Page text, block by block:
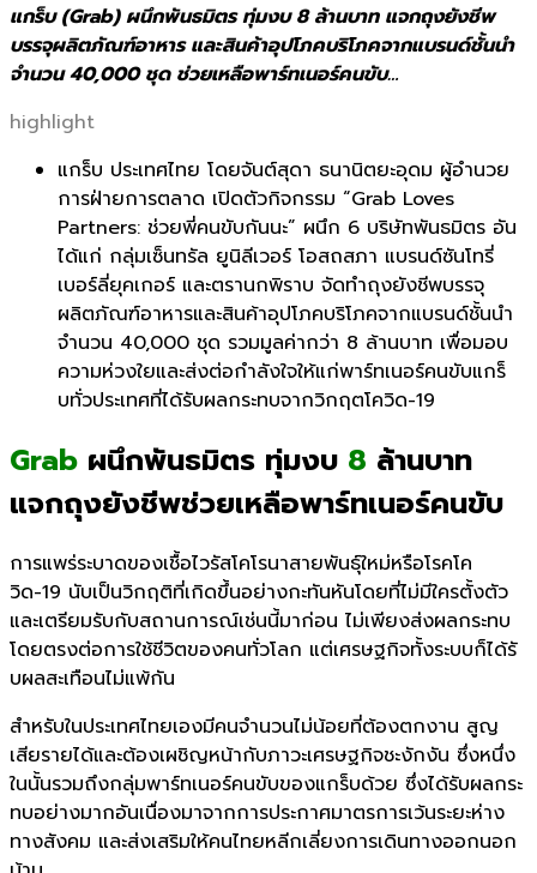
แกร็บ (Grab) ผนึกพันธมิตร ทุ่มงบ 8 ล้านบาท แจกถุงยังชีพ
บรรจุผลิตภัณฑ์อาหาร และสินค้าอุปโภคบริโภคจากแบรนด์ชั้นนำ
จำนวน 40,000 ชุด ช่วยเหลือพาร์ทเนอร์คนขับ…
highlight
แกร็บ ประเทศไทย โดยจันต์สุดา ธนานิตยะอุดม ผู้อำนวย
การฝ่ายการตลาด เปิดตัวกิจกรรม “Grab Loves
Partners: ช่วยพี่คนขับกันนะ” ผนึก 6 บริษัทพันธมิตร อัน
ได้แก่ กลุ่มเซ็นทรัล ยูนิลีเวอร์ โอสถสภา แบรนด์ซันโทรี่
เบอร์ลี่ยุคเกอร์ และตรานกพิราบ จัดทำถุงยังชีพบรรจุ
ผลิตภัณฑ์อาหารและสินค้าอุปโภคบริโภคจากแบรนด์ชั้นนำ
จำนวน 40,000 ชุด รวมมูลค่ากว่า 8 ล้านบาท เพื่อมอบ
ความห่วงใยและส่งต่อกำลังใจให้แก่พาร์ทเนอร์คนขับแกร็
บทั่วประเทศที่ได้รับผลกระทบจากวิกฤตโควิด-19
Grab ผนึกพันธมิตร ทุ่มงบ 8 ล้านบาท
แจกถุงยังชีพช่วยเหลือพาร์ทเนอร์คนขับ
การแพร่ระบาดของเชื้อไวรัสโคโรนาสายพันธุ์ใหม่หรือโรคโค
วิด-19 นับเป็นวิกฤติที่เกิดขึ้นอย่างกะทันหันโดยที่ไม่มีใครตั้งตัว
และเตรียมรับกับสถานการณ์เช่นนี้มาก่อน ไม่เพียงส่งผลกระทบ
โดยตรงต่อการใช้ชีวิตของคนทั่วโลก แต่เศรษฐกิจทั้งระบบก็ได้รั
บผลสะเทือนไม่แพ้กัน
สำหรับในประเทศไทยเองมีคนจำนวนไม่น้อยที่ต้องตกงาน สูญ
เสียรายได้และต้องเผชิญหน้ากับภาวะเศรษฐกิจชะงักงัน ซึ่งหนึ่ง
ในนั้นรวมถึงกลุ่มพาร์ทเนอร์คนขับของแกร็บด้วย ซึ่งได้รับผลกระ
ทบอย่างมากอันเนื่องมาจากการประกาศมาตรการเว้นระยะห่าง
ทางสังคม และส่งเสริมให้คนไทยหลีกเลี่ยงการเดินทางออกนอก